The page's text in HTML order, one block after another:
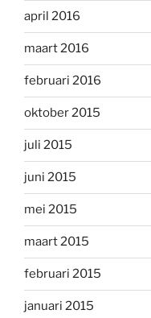
april 2016
maart 2016
februari 2016
oktober 2015
juli 2015
juni 2015
mei 2015
maart 2015
februari 2015
januari 2015